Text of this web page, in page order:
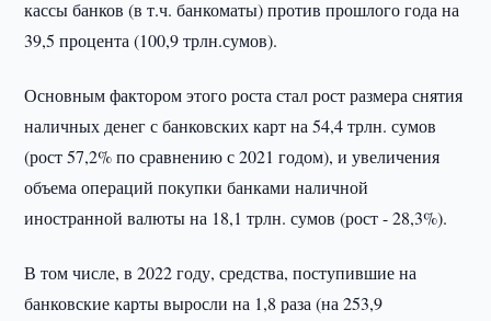
кассы банков (в т.ч. банкоматы) против прошлого года на
39,5 процента (100,9 трлн.сумов).
Основным фактором этого роста стал рост размера снятия
наличных денег с банковских карт на 54,4 трлн. сумов
(рост 57,2% по сравнению с 2021 годом), и увеличения
объема операций покупки банками наличной
иностранной валюты на 18,1 трлн. сумов (рост - 28,3%).
В том числе, в 2022 году, средства, поступившие на
банковские карты выросли на 1,8 раза (на 253,9